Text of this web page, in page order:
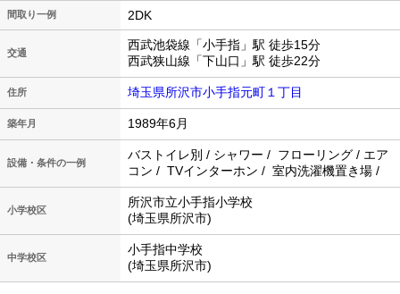
間取り一例 2DK
交通
西武池袋線「小手指」駅 徒歩15分
西武狭山線「下山口」駅 徒歩22分
住所 埼玉県所沢市小手指元町１丁目
築年月 1989年6月
設備・条件の一例
バストイレ別 / シャワー / フローリング / エア
コン / TVインターホン / 室内洗濯機置き場 /
小学校区
所沢市立小手指小学校
(埼玉県所沢市)
中学校区
小手指中学校
(埼玉県所沢市)